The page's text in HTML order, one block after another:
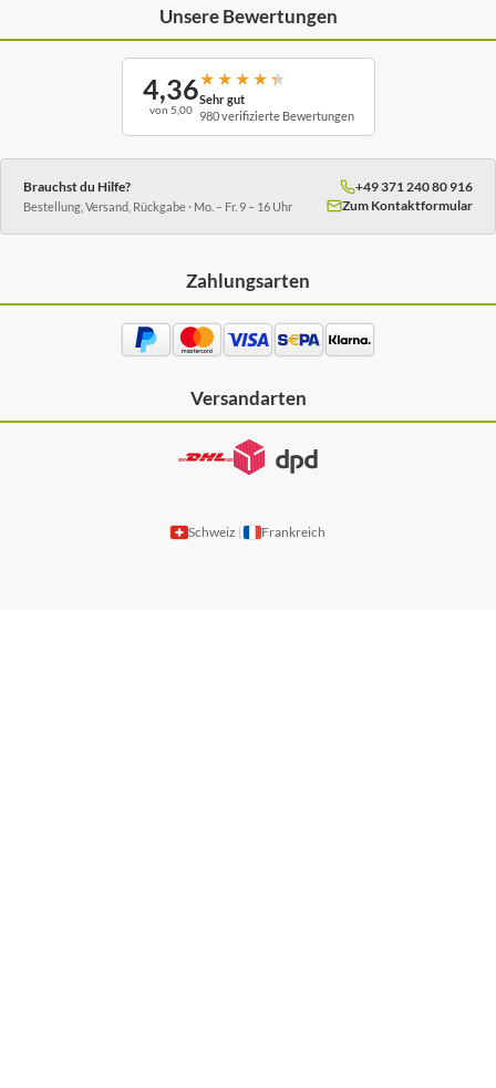
Unsere Bewertungen
4,36
von 5,00
★ ★ ★ ★ ★
Sehr gut
980 verifizierte Bewertungen
Brauchst du Hilfe?
Bestellung, Versand, Rückgabe · Mo. – Fr. 9 – 16 Uhr
+49 371 240 80 916
Zum Kontaktformular
Zahlungsarten
Versandarten
Schweiz Frankreich